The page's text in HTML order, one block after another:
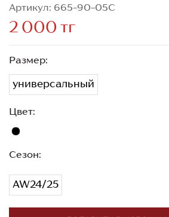
Артикул: 665-90-05C
2 000 тг
Размер:
универсальный
Цвет:
Сезон:
AW24/25